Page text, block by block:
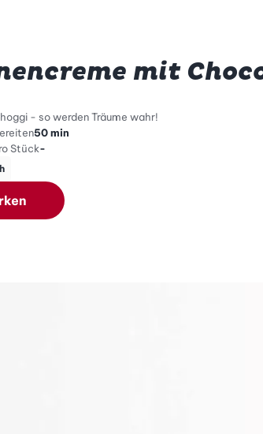
mit
- so werden Träume wahr!
50 min
Stück-